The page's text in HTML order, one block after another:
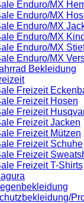
Enduro/MX
Enduro/MX
Enduro/MX
Enduro/MX
Enduro/MX
Enduro/MX
Bekleidung
Freizeit
Freizeit Hosen
Freizeit
Freizeit Jacken
Freizeit Mützen
Freizeit Schuhe
Freizeit
Freizeit T-Shirts